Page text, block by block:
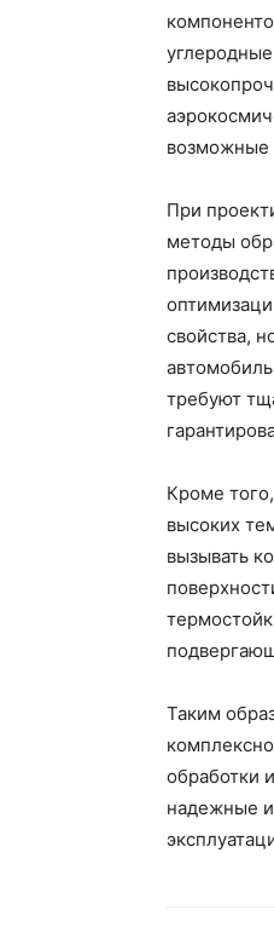
возможные
При
методы
свойства,
требуют
Кроме
высоких
вызывать
Таким
обработки
надежные